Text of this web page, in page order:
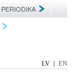
PERIODIKA
LV | EN